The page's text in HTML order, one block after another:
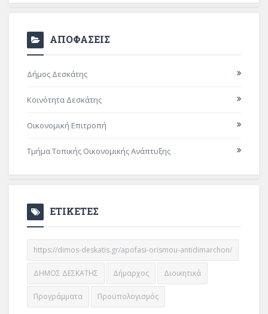
ΑΠΟΦΑΣΕΙΣ
Δήμος Δεσκάτης
Κοινότητα Δεσκάτης
Οικονομική Επιτροπή
Τμήμα Τοπικής Οικονομικής Ανάπτυξης
ΕΤΙΚΕΤΕΣ
https://dimos-deskatis.gr/apofasi-orismou-antidimarchon/
ΔΗΜΟΣ ΔΕΣΚΑΤΗΣ Δήμαρχος Διοικητικά
Προγράμματα Προϋπολογισμός